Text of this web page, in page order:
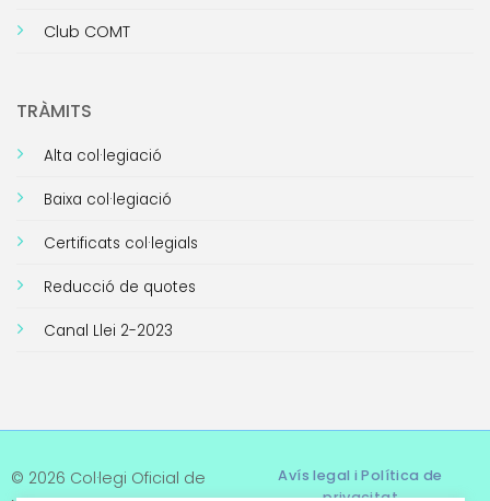
Club COMT
TRÀMITS
Alta col·legiació
Baixa col·legiació
Certificats col·legials
Reducció de quotes
Canal Llei 2-2023
© 2026 Col·legi Oficial de
Avís legal i Política de
privacitat